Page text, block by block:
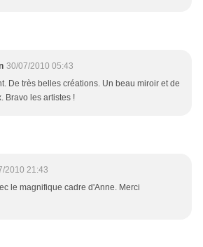
30/07/2010 05:43
De très belles créations. Un beau miroir et de
Bravo les artistes !
2010 21:43
le magnifique cadre d'Anne. Merci